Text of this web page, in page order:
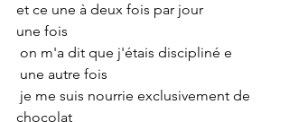
et ce une à deux fois par jour
une fois
on m'a dit que j'étais discipliné e
une autre fois
chocolat